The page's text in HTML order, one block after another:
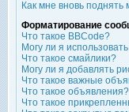
Как мне вновь поднять
Форматирование
Что такое BBCode?
Могу ли я
Что такое смайлики?
Могу ли я добавлять
Что такое важные
Что такое объявления?
Что такое